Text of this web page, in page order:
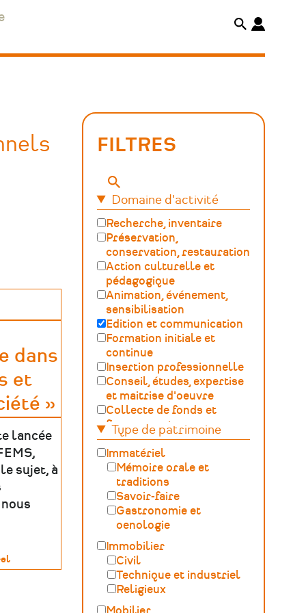
dans
et
»
lancée
sujet, à
FILTRES
Mots-
clésDomaine d'activité
Recherche, inventaire
Préservation,
conservation, restauration
Action culturelle et
pédagogique
Animation, événement,
sensibilisation
Edition et communication
Formation initiale et
continue
Insertion professionnelle
Conseil, études, expertise
et maitrise d'oeuvre
Collecte de fonds et
financement
Gestion, développement,
ingénierie culturelle
Fédération – Syndicat
professionnel
Sciences du Patrimoine
(GOSP)
Archives /
Documentation
Conservation du
patrimoine et
archéologie
Humanités numériques
Type de patrimoine
Immatériel
Mémoire orale et
traditions
Savoir-faire
Gastronomie et
oenologie
Immobilier
Civil
Technique et industriel
Religieux